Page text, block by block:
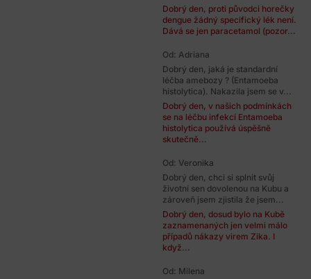
Dobrý den, proti původci horečky
dengue žádný specifický lék není.
Dává se jen paracetamol (pozor...
Od: Adriana
Dobrý den, jaká je standardní
léčba amebozy ? (Entamoeba
histolytica). Nakazila jsem se v...
Dobrý den, v našich podmínkách
se na léčbu infekcí Entamoeba
histolytica používá úspěšně
skutečně...
Od: Veronika
Dobrý den, chci si splnit svůj
životní sen dovolenou na Kubu a
zároveň jsem zjistila že jsem...
Dobrý den, dosud bylo na Kubě
zaznamenaných jen velmi málo
případů nákazy virem Zika. I
když...
Od: Milena